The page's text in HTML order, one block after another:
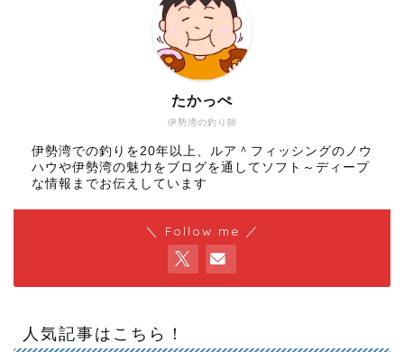
伊勢湾の釣り師
たかっぺ
伊勢湾での釣りを20年以上、ルア＾フィッシングのノウ
ハウや伊勢湾の魅力をブログを通してソフト～ディープ
な情報までお伝えしています
＼ Follow me ／
人気記事はこちら！